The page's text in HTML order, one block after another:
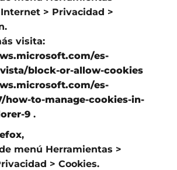
> Privacidad >
visita:
es-
block-or-allow-cookies
es-
how-to-manage-cookies-in-
9.
,
menú Herramientas >
> Cookies.